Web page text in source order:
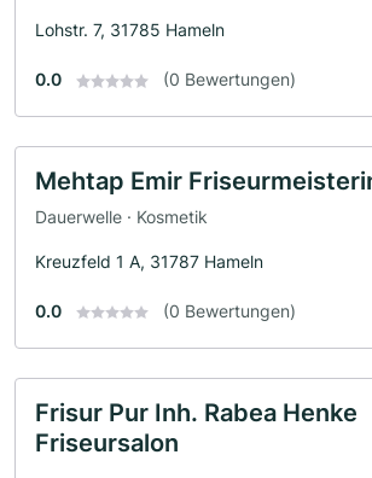
Lohstr. 7, 31785 Hameln
0.0 (0 Bewertungen)
Mehtap Emir
Dauerwelle · Kosmetik
Kreuzfeld 1 A, 31787 Hameln
0.0 (0 Bewertungen)
Frisur Pur Inh. Rabea Henke
Friseursalon